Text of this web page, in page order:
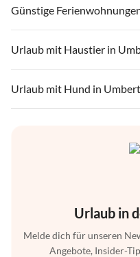
Günstige
Urlaub mit Haustier in
Urlaub mit Hund in
Urlaub in
Melde dich für unseren
Angebote, Insider-